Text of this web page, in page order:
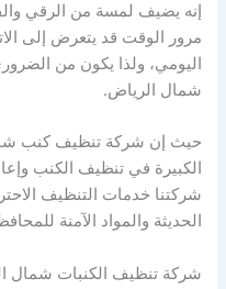
إنه يضيف لمسة من الرقي
مرور الوقت قد يتعرض إلى
اليومي، ولذا يكون من
شمال الرياض.
حيث إن شركة تنظيف كنب
الكبيرة في تنظيف الكنب
شركتنا خدمات التنظيف
الحديثة والمواد الآمنة
شركة تنظيف الكنبات شمال